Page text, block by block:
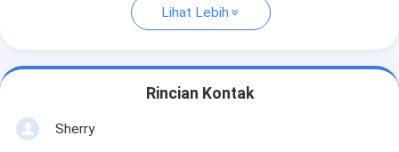
Lihat Lebih
Rincian Kontak
Sherry